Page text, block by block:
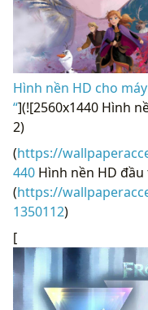
Hình nền HD cho
“](![2560x1440 Hình
2)
(https://
440 Hình nền HD đầu
(https://
1350112)
[